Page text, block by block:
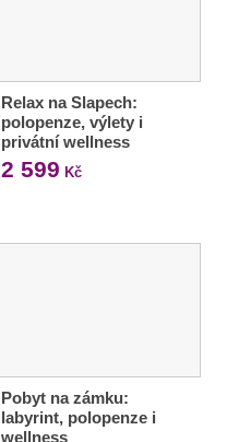
Relax na Slapech:
polopenze, výlety i
privátní wellness
2 599 Kč
Pobyt na zámku:
labyrint, polopenze i
wellness